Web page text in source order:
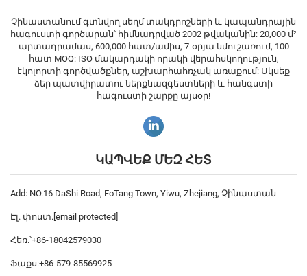
Չինաստանում գտնվող սեղմ տակդրոշների և կապանդրային
հագուստի գործարան՝ հիմնադրված 2002 թվականին: 20,000 մ²
արտադրամաս, 600,000 հատ/ամիս, 7-օրյա նմուշառում, 100
հատ MOQ: ISO մակարդակի որակի վերահսկողություն,
էկոլորտի գործվածքներ, աշխարհահռչակ առաքում: Սկսեք
ձեր պատվիրատու ներքնազգեստների և հանգստի
հագուստի շարքը այսօր!
ԿԱՊՎԵՔ ՄԵԶ ՀԵՏ
Add: NO.16 DaShi Road, FoTang Town, Yiwu, Zhejiang, Չինաստան
Էլ. փոստ. [email protected]
Հեռ.՝+86-18042579030
Ֆաքս:+86-579-85569925